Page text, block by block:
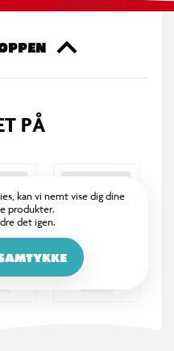
PÅ
kan vi nemt vise dig dine
produkter.
det igen.